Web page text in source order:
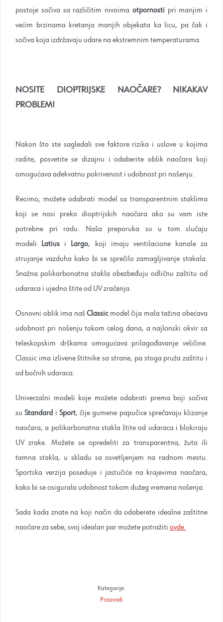
postoje sočiva sa različitim nivoima otpornosti pri manjim i
većim brzinama kretanja manjih objekata ka licu, pa čak i
sočiva koja izdržavaju udare na ekstremnim temperaturama.
NOSITE DIOPTRIJSKE NAOČARE? NIKAKAV
PROBLEM!
Nakon što ste sagledali sve faktore rizika i uslove u kojima
radite, posvetite se dizajnu i odaberite oblik naočara koji
omogućava adekvatnu pokrivenost i udobnost pri nošenju.
Recimo, možete odabrati model sa transparentnim staklima
koji se nosi preko dioptrijskih naočara ako su vam iste
potrebne pri radu. Naša preporuka su u tom slučaju
modeli
Latius i Largo, koji imaju ventilacione kanale za
strujanje vazduha kako bi se sprečilo zamagljivanje stakala.
Snažna polikarbonatna stakla obezbeđuju odličnu zaštitu od
udaraca i ujedno štite od UV zračenja.
Osnovni oblik ima našClassicmodel čija mala težina obećava
udobnost pri nošenju tokom celog dana, a najlonski okvir sa
teleskopskim drškama omogućava prilagođavanje veličine.
Classic ima izlivene štitnike sa strane, pa stoga pruža zaštitu i
od bočnih udaraca.
Univerzalni modeli koje možete odabrati prema boji sočiva
suStandard i Sport, čije gumene papučice sprečavaju klizanje
naočara, a polikarbonatna stakla štite od udaraca i blokiraju
UV zrake. Možete se opredeliti za transparentna, žuta ili
tamna stakla, u skladu sa osvetljenjem na radnom mestu.
Sportska verzija poseduje i jastučiće na krajevima naočara,
kako bi se osigurala udobnost tokom dužeg vremena nošenja.
Sada kada znate na koji način da odaberete idealne zaštitne
naočare za sebe, svoj idealan par možete potražiti ovde.
Kategorije:
Proizvodi